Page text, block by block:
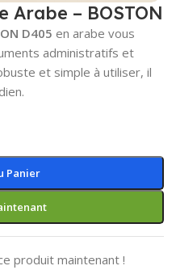
– BOSTON
D405 en arabe vous
administratifs et
et simple à utiliser, il
Panier
produit maintenant !